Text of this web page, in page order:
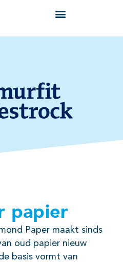
papier
Paper maakt sinds
oud papier nieuw
basis vormt van